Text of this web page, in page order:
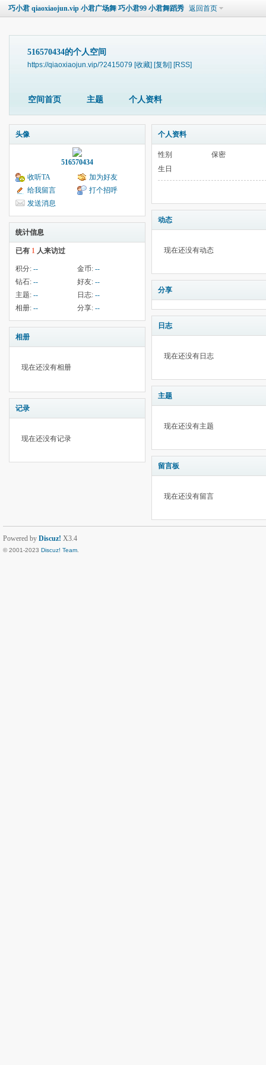
巧小君 qiaoxiaojun.vip 小君广场舞 巧小君99 小君舞蹈秀 返回首页
516570434的个人空间
https://qiaoxiaojun.vip/?2415079 [收藏] [复制] [RSS]
空间首页 主题 个人资料
头像
516570434
收听TA
加为好友
给我留言
打个招呼
发送消息
统计信息
已有 1 人来访过
积分: -- 金币: --
钻石: -- 好友: --
主题: -- 日志: --
相册: -- 分享: --
相册
现在还没有相册
记录
现在还没有记录
个人资料
性别
保密
生日
动态
现在还没有动态
分享
日志
现在还没有日志
主题
现在还没有主题
留言板
现在还没有留言
Powered by Discuz! X3.4
© 2001-2023 Discuz! Team